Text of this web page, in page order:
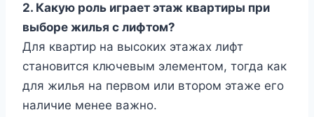
2. Какую роль играет этаж квартиры при
выборе жилья с лифтом?
Для квартир на высоких этажах лифт
становится ключевым элементом, тогда как
для жилья на первом или втором этаже его
наличие менее важно.